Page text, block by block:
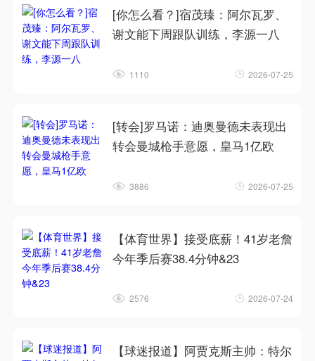
[你怎么看？]宿茂臻：阿尔瓦罗、
谢文能下周跟队训练，李源一八
1110 2026-07-25
[转会]罗马诺：迪奥曼德未表现出
转会曼城枪手意愿，皇马1亿欧
3886 2026-07-25
【体育世界】接受底薪！41岁老詹
今年季后赛38.4分钟&23
2576 2026-07-24
【球迷报道】阿贾克斯主帅：特尔